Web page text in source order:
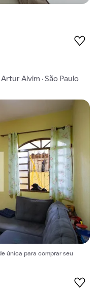
Alvim · São Paulo
única para comprar seu